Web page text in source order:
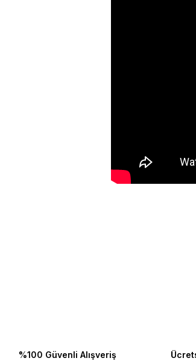
Bu ürünün fiyat bilgisi, resim, ürün
%100 Güvenli Alışveriş